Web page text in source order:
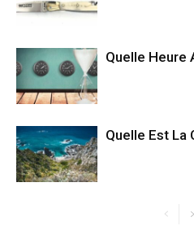
Quelle Heure
Quelle Est La